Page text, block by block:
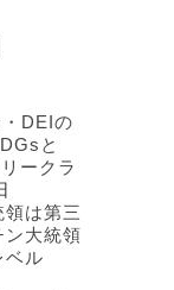
DEIの
と
ークラ
領は第三
ン大統領
ベル